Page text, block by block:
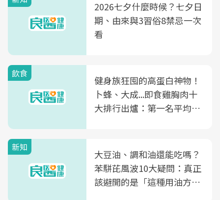
2026七夕什麼時候？七夕日
期、由來與3習俗8禁忌一次
看
飲食
健身族狂囤的高蛋白神物！
卜蜂、大成...即食雞胸肉十
大排行出爐：第一名平均一
新知
大豆油、調和油還能吃嗎？
苯駢芘風波10大疑問：真正
該避開的是「這種用油方